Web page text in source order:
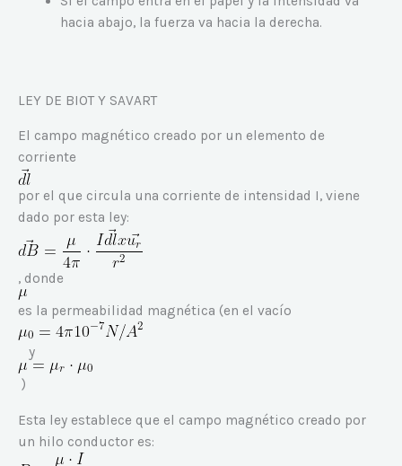
hacia abajo, la fuerza va hacia la derecha.
LEY DE BIOT Y SAVART
El campo magnético creado por un elemento de
corriente
por el que circula una corriente de intensidad I, viene
dado por esta ley:
, donde
es la permeabilidad magnética (en el vacío
y
)
Esta ley establece que el campo magnético creado por
un hilo conductor es: